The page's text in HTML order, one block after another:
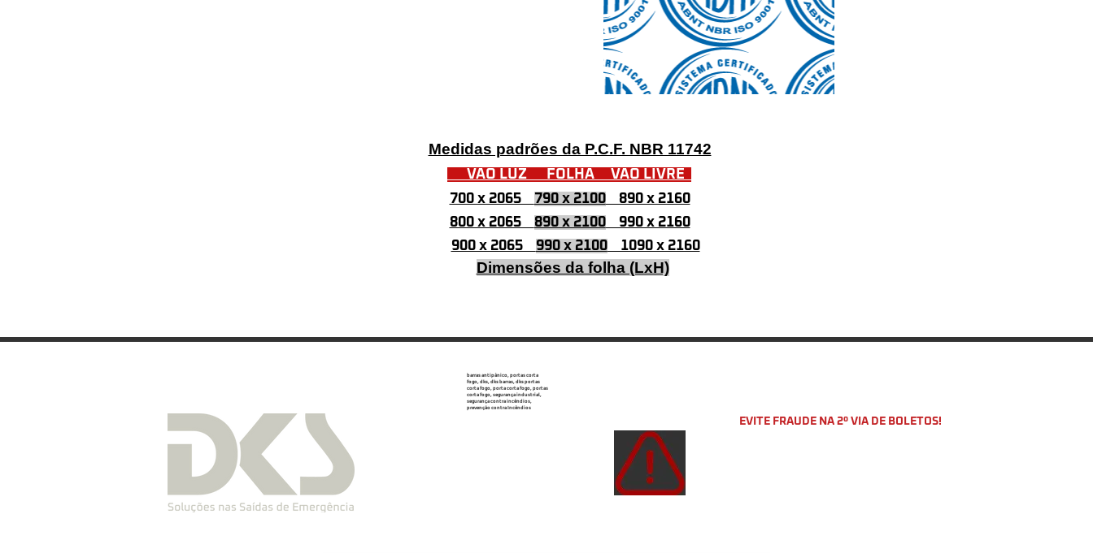
Medidas padrões da P.C.F. NBR 11742
VÃO LUZ FOLHA VÃO LIVRE
700 x 2065 790 x 2100890 x 2160
800 x 2065 890 x 2100990 x 2160
900 x 2065 990 x 21001090 x 2160
Dimensões da folha (LxH)
barras antipânico, portas corta
fogo, dks, dks barras, dks portas
corta fogo, porta corta fogo, portas
corta fogo, segurança industrial,
segurança contra incêndios,
prevenção contra Incêndios
EVITE FRAUDE NA 2º VIA DE BOLETOS!